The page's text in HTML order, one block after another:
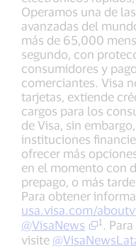
Operamos una de
avanzadas del
más de 65,000
segundo, con
consumidores y
comerciantes. Visa
tarjetas, extiende
cargos para los
de Visa, sin
instituciones
ofrecer más
en el momento con
prepago, o más
Para obtener
usa.visa.com/
@VisaNews
1 .
visite